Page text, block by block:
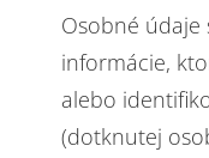
Osobné údaje
informácie,
alebo
(dotknutej